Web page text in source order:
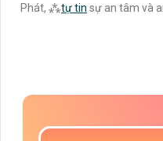
Phát, ⁂tự tin sự an tâm và